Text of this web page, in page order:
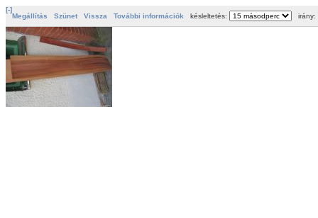
[-]
Megállítás
Szünet Vissza További információk késleltetés: irány: